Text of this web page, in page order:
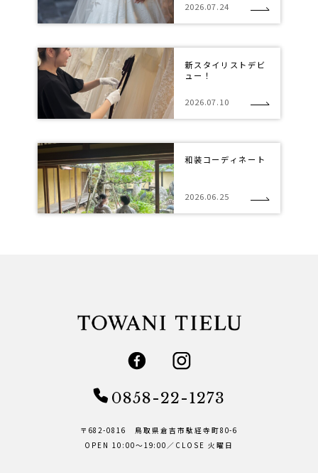
2026.07.24
新スタイリストデビ
ュー！
2026.07.10
和装コーディネート
2026.06.25
0858-22-1273
〒682-0816 鳥取県倉吉市駄経寺町80-6
OPEN 10:00～19:00／CLOSE 火曜日